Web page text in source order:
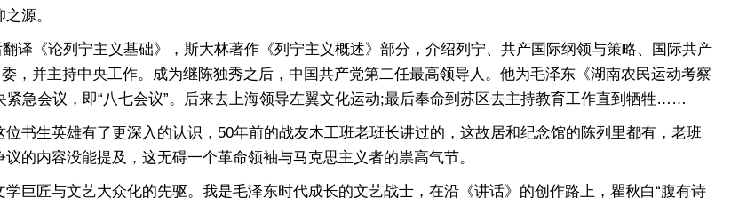
源。
《论列宁主义基础》，斯大林著作《列宁主义概述》部分，介绍列宁、共产国际纲领与策略、国际共产
，并主持中央工作。成为继陈独秀之后，中国共产党第二任最高领导人。他为毛泽东《湖南农民运动考察
急会议，即“八七会议”。后来去上海领导左翼文化运动;最后奉命到苏区去主持教育工作直到牺牲……
生英雄有了更深入的认识，50年前的战友木工班老班长讲过的，这故居和纪念馆的陈列里都有，老班
的内容没能提及，这无碍一个革命领袖与马克思主义者的祟高气节。
匠与文艺大众化的先驱。我是毛泽东时代成长的文艺战士，在沿《讲话》的创作路上，瞿秋白“腹有诗